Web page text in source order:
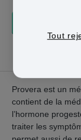
Provera est un
contient de la
l’hormone
traiter les
Tout